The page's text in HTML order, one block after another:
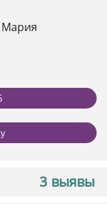
Мария
3 выявы